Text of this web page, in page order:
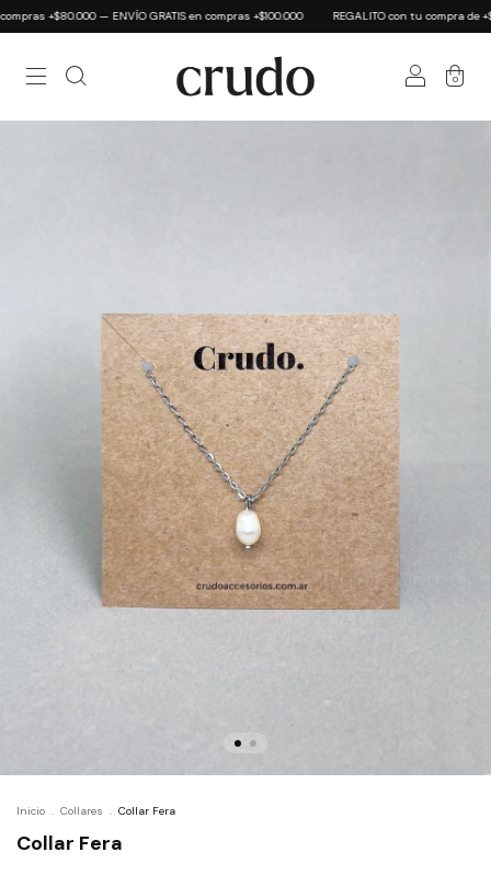
+$80.000 — ENVÍO GRATIS en compras +$100.000 REGALITO con tu compra de
0
Inicio . Collares . Collar Fera
Collar Fera